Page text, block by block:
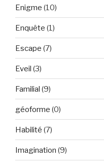
Enigme (10)
Enquête (1)
Escape (7)
Eveil (3)
Familial (9)
géoforme (0)
Habilité (7)
Imagination (9)